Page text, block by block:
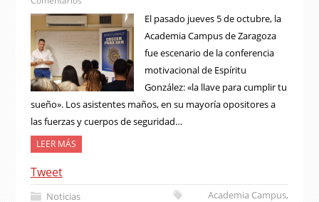
El pasado jueves 5 de octubre, la
Academia Campus de Zaragoza
fue escenario de la conferencia
motivacional de Espíritu
González: «la llave para cumplir tu
sueño». Los asistentes maños, en su mayoría opositores a
las fuerzas y cuerpos de seguridad…
LEER MÁS
Tweet
Noticias Academia Campus,